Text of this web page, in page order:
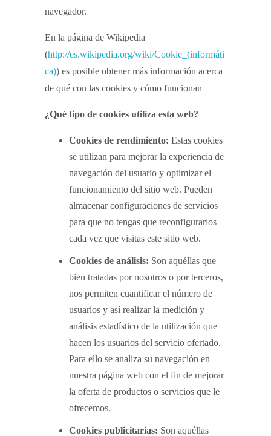
navegador.
En la página de Wikipedia
(http://es.wikipedia.org/wiki/Cookie_(informáti
ca)) es posible obtener más información acerca
de qué con las cookies y cómo funcionan
¿Qué tipo de cookies utiliza esta web?
Cookies de rendimiento: Estas cookies
se utilizan para mejorar la experiencia de
navegación del usuario y optimizar el
funcionamiento del sitio web. Pueden
almacenar configuraciones de servicios
para que no tengas que reconfigurarlos
cada vez que visitas este sitio web.
Cookies de análisis: Son aquéllas que
bien tratadas por nosotros o por terceros,
nos permiten cuantificar el número de
usuarios y así realizar la medición y
análisis estadístico de la utilización que
hacen los usuarios del servicio ofertado.
Para ello se analiza su navegación en
nuestra página web con el fin de mejorar
la oferta de productos o servicios que le
ofrecemos.
Cookies publicitarias: Son aquéllas